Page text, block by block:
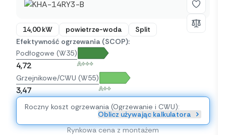
14,00 kW powietrze-woda
Split
Efektywność ogrzewania (SCOP):
Podłogowe (W35)
4,72 A+++
Grzejnikowe/CWU (W55)
3,47 A++
Roczny koszt ogrzewania (Ogrzewanie i CWU):
Oblicz używając kalkulatora
Rynkowa cena z montażem